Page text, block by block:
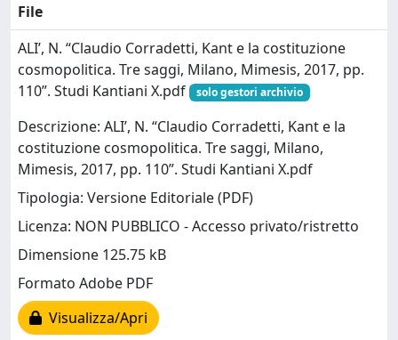
File
ALI’, N. “Claudio Corradetti, Kant e la costituzione
cosmopolitica. Tre saggi, Milano, Mimesis, 2017, pp.
110”. Studi Kantiani X.pdf
solo gestori archivio
Descrizione: ALI’, N. “Claudio Corradetti, Kant e la
costituzione cosmopolitica. Tre saggi, Milano,
Mimesis, 2017, pp. 110”. Studi Kantiani X.pdf
Tipologia: Versione Editoriale (PDF)
Licenza: NON PUBBLICO - Accesso privato/ristretto
Dimensione 125.75 kB
Formato Adobe PDF
Visualizza/Apri